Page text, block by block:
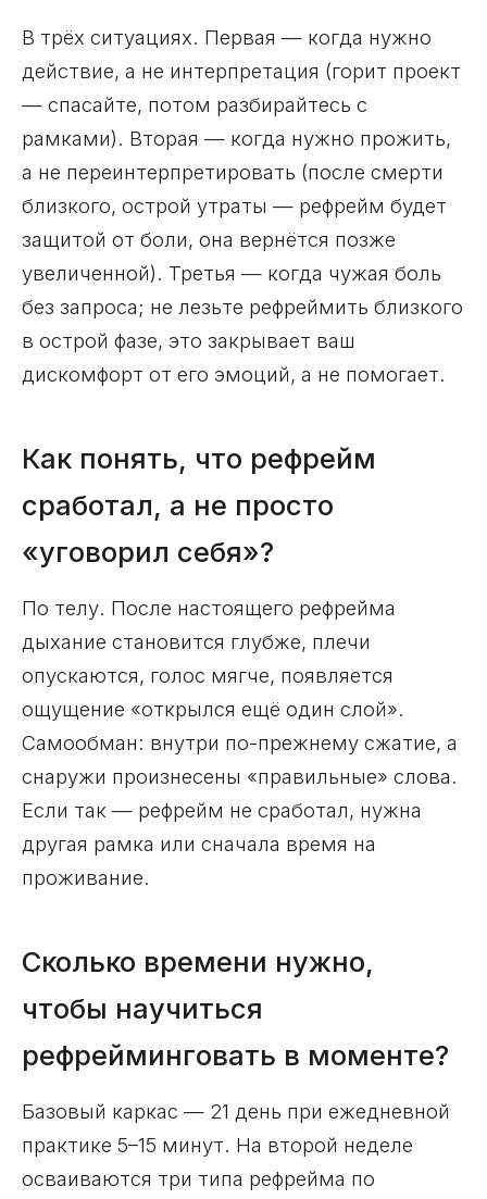
В трёх ситуациях. Первая — когда нужно
действие, а не интерпретация (горит проект
— спасайте, потом разбирайтесь с
рамками). Вторая — когда нужно прожить,
а не переинтерпретировать (после смерти
близкого, острой утраты — рефрейм будет
защитой от боли, она вернётся позже
увеличенной). Третья — когда чужая боль
без запроса; не лезьте рефреймить близкого
в острой фазе, это закрывает ваш
дискомфорт от его эмоций, а не помогает.
Как понять, что рефрейм
сработал, а не просто
«уговорил себя»?
По телу. После настоящего рефрейма
дыхание становится глубже, плечи
опускаются, голос мягче, появляется
ощущение «открылся ещё один слой».
Самообман: внутри по-прежнему сжатие, а
снаружи произнесены «правильные» слова.
Если так — рефрейм не сработал, нужна
другая рамка или сначала время на
проживание.
Сколько времени нужно,
чтобы научиться
рефрейминговать в моменте?
Базовый каркас — 21 день при ежедневной
практике 5–15 минут. На второй неделе
осваиваются три типа рефрейма по